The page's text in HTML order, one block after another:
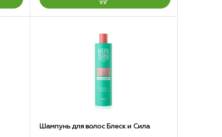
Шампунь для волос Блеск и Сила